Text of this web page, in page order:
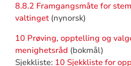
8.8.2 Framgangsmåte for
valtinget(nynorsk)
10 Prøving, opptelling og
menighetsråd (bokmål)
Sjekkliste: 10 Sjekkliste for